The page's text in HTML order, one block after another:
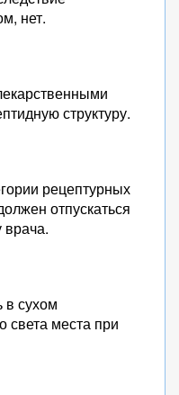
нет.
структуру.
рецептурных
отпускаться
врача.
в сухом
света места при